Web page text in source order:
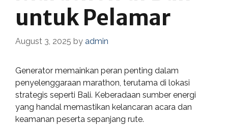
untuk Pelamar
August 3, 2025 by admin
Generator memainkan peran penting dalam
penyelenggaraan marathon, terutama di lokasi
strategis seperti Bali. Keberadaan sumber energi
yang handal memastikan kelancaran acara dan
keamanan peserta sepanjang rute.